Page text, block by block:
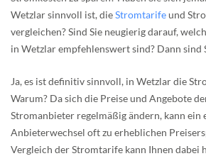
Wetzlar sinnvoll ist, dieStromtarifeund
vergleichen? Sind Sie neugierig darauf,
in Wetzlar empfehlenswert sind? Dann sind
Ja, es ist definitiv sinnvoll, in Wetzlar die
Warum? Da sich die Preise und Angebote
Stromanbieter regelmäßig ändern, kann ein
Anbieterwechsel oft zu erheblichen
Vergleich der Stromtarife kann Ihnen dabei